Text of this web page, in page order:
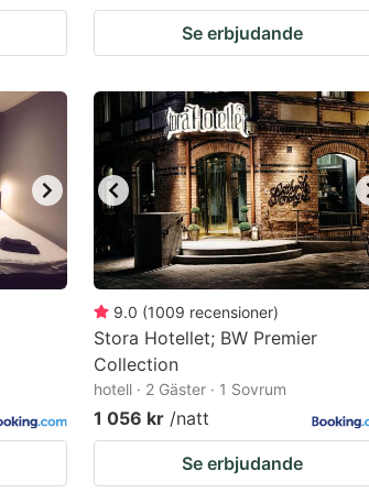
Se erbjudande
9.0 (1009 recensioner)
Stora Hotellet; BW Premier
Collection
hotell · 2 Gäster · 1 Sovrum
1 056 kr /natt
Se erbjudande